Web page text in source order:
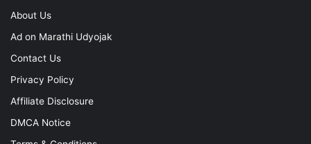
About Us
Ad on Marathi Udyojak
Contact Us
Privacy Policy
Affiliate Disclosure
DMCA Notice